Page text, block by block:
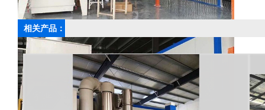
相关产品：